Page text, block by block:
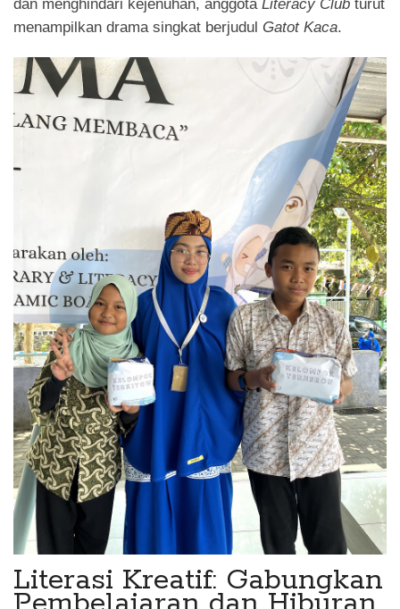
dan menghindari kejenuhan, anggota Literacy Club turut
menampilkan drama singkat berjudul Gatot Kaca.
Literasi Kreatif: Gabungkan